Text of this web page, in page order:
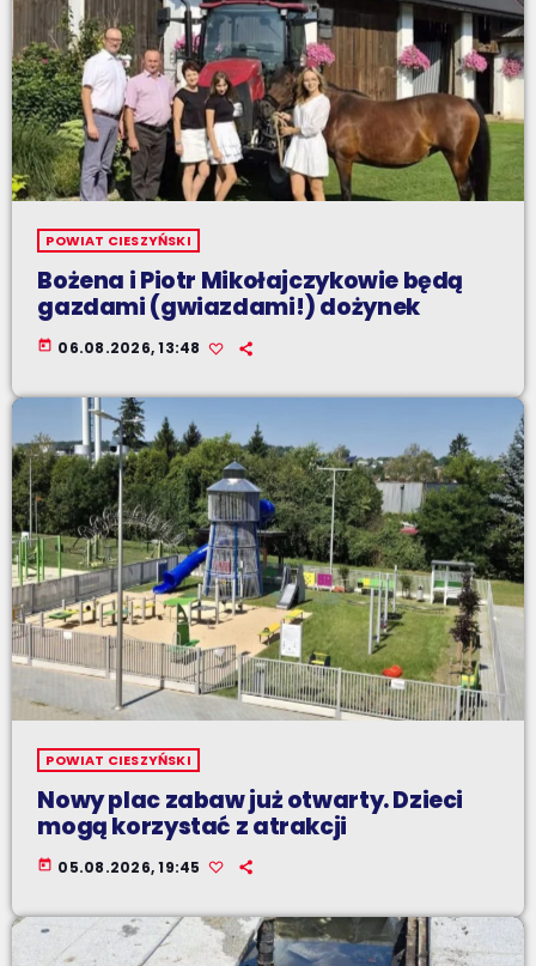
POWIAT CIESZYŃSKI
Bożena i Piotr Mikołajczykowie będą
gazdami (gwiazdami!) dożynek
today 06.08.2026, 13:48
POWIAT CIESZYŃSKI
Nowy plac zabaw już otwarty. Dzieci
mogą korzystać z atrakcji
today 05.08.2026, 19:45